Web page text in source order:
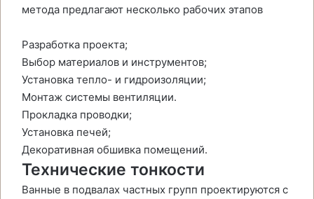
метода предлагают несколько рабочих этапов
Разработка проекта;
Выбор материалов и инструментов;
Установка тепло- и гидроизоляции;
Монтаж системы вентиляции.
Прокладка проводки;
Установка печей;
Декоративная обшивка помещений.
Технические тонкости
Ванные в подвалах частных групп проектируются с